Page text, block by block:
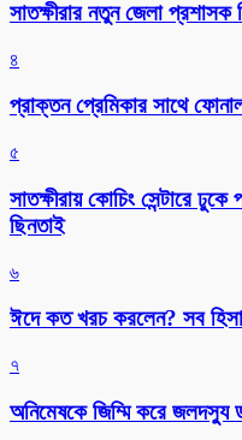
সাতক্ষীরার নতুন জেলা
৪
প্রাক্তন প্রেমিকার সাথে
৫
সাতক্ষীরায় কোচিং সেন্টারে
ছিনতাই
৬
ঈদে কত খরচ করলেন? সব
৭
অনিমেষকে জিম্মি করে